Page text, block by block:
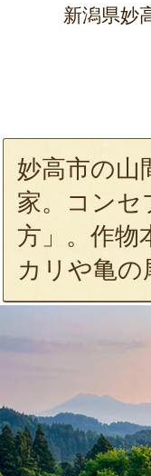
新潟県妙
妙高市の山
家。コンセ
方」。作物
カリや亀の